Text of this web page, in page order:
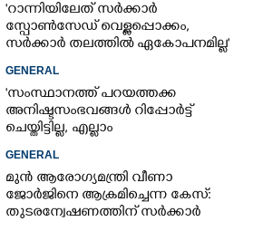
'റാന്നിയിലേത് സർക്കാർ
സ്പോൺസേഡ് വെള്ളപ്പൊക്കം,
സർക്കാർ തലത്തിൽ ഏകോപനമില്ല'
GENERAL
'സംസ്ഥാനത്ത് പറയത്തക്ക
അനിഷ്ടസംഭവങ്ങള്‍ റിപ്പോര്‍ട്ട്
ചെയ്തിട്ടില്ല, എല്ലാം
എപി അനിൽകുമാർ
GENERAL
മുൻ ആരോഗ്യമന്ത്രി വീണാ
ജോർജിനെ ആക്രമിച്ചെന്ന കേസ്:
തുടരന്വേഷണത്തിന് സർക്കാർ